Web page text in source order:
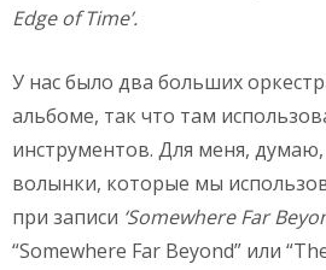
Edge of Time’.
У нас было два больших
альбоме, так что там
инструментов. Для меня, думаю,
волынки, которые мы
при записи ‘SomewhereFar
“Somewhere Far Beyond” или